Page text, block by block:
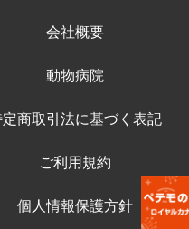
会社概要
動物病院
定商取引法に基づく表記
ご利用規約
個人情報保護方針